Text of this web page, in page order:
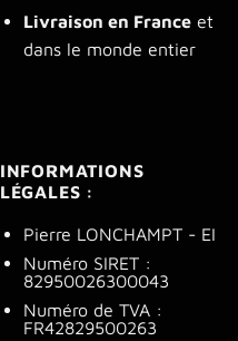
Livraison en Franceet
dans le monde entier
INFORMATIONS
LÉGALES :
Pierre LONCHAMPT - EI
Numéro SIRET :
82950026300043
Numéro de TVA :
FR42829500263